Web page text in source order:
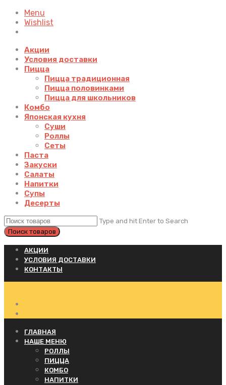
Menu
Wishlist
Акции
Условия доставки
Пицца
Пицца традиционная
Пицца половинками
Пицца для школьников
Комбо
Японская кухня
Суши
Роллы
Сеты
Паста
Закуски
Салаты
Напитки
Супы
Десерты
Type and hit Enter to Search
АКЦИИ
УСЛОВИЯ ДОСТАВКИ
КОНТАКТЫ
ГЛАВНАЯ
НАШЕ МЕНЮ
РОЛЛЫ
ПИЦЦА
КОМБО
НАПИТКИ